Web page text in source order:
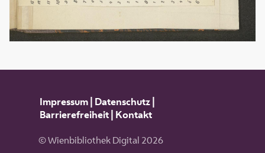
Impressum| Datenschutz|
Barrierefreiheit| Kontakt
© Wienbibliothek Digital 2026